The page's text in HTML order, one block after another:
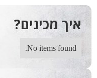
איך מכינים?
No items found.